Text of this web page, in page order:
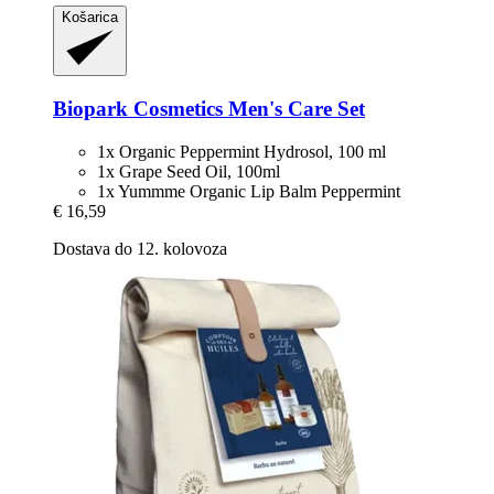
Košarica
Biopark Cosmetics Men's Care Set
1x Organic Peppermint Hydrosol, 100 ml
1x Grape Seed Oil, 100ml
1x Yummme Organic Lip Balm Peppermint
€ 16,59
Dostava do 12. kolovoza